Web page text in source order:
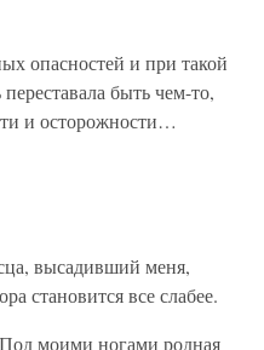
опасностей и при такой
быть чем-то,
и осторожности…
высадивший меня,
становится все слабее.
моими ногами родная